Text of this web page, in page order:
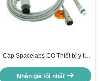
Cáp Spacelabs CO Thiết bị y tế
306655-001
Nhận giá tốt nhất